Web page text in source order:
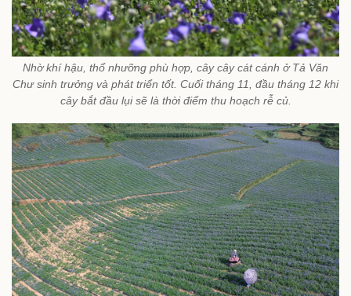
Nhờ khí hậu, thổ nhưỡng phù hợp, cây cây cát cánh ở Tả Văn
Chư sinh trưởng và phát triển tốt. Cuối tháng 11, đầu tháng 12 khi
cây bắt đầu lụi sẽ là thời điểm thu hoạch rễ củ.